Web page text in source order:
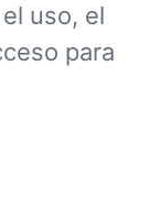
uso, el
para